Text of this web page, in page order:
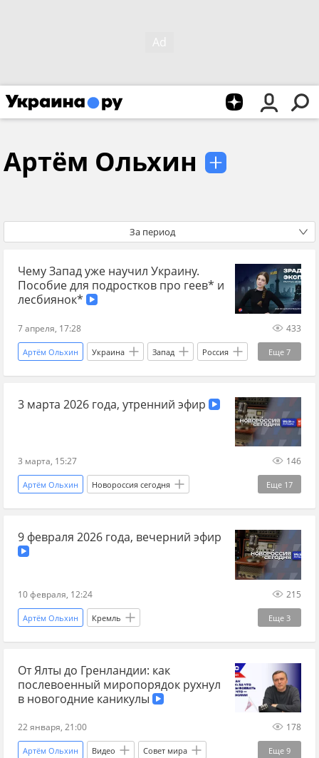
Артём Ольхин
За период
Чему Запад уже научил Украину.
Пособие для подростков про геев* и
лесбиянок*
7 апреля, 17:28 433
Еще 7
Артём Ольхин Украина Запад Россия
Украина.ру книги Новости Украины
ценности Видео историк
3 марта 2026 года, утренний эфир
3 марта, 15:27 146
Еще 17
Артём Ольхин Новороссия сегодня
Новороссийск Донецк
Запорожская область Россия
Ядерное оружие ядерная угроза
ЛНР космос
9 февраля 2026 года, вечерний эфир
10 февраля, 12:24 215
Еще 3
Артём Ольхин Кремль
Донецкая Народная Республика Йошкар-Ола
Новороссия сегодня
От Ялты до Гренландии: как
послевоенный миропорядок рухнул
в новогодние каникулы
22 января, 21:00 178
Еще 9
Артём Ольхин Видео Совет мира